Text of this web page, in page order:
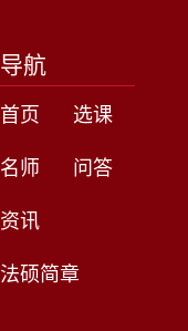
导航
首页
选课
名师
问答
资讯
法硕简章